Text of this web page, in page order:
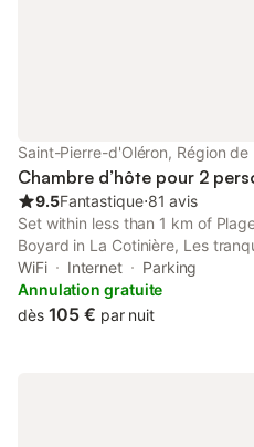
Saint-Pierre-d'Oléron, Région de
Chambre d’hôte pour 2
9.5Fantastique⋅81 avis
Set within less than 1 km of
Boyard in La Cotinière, Les
accommodation with seating
to a terrace, free private parking
WiFi Internet
Parking
Annulation gratuite
dès 105 € par nuit